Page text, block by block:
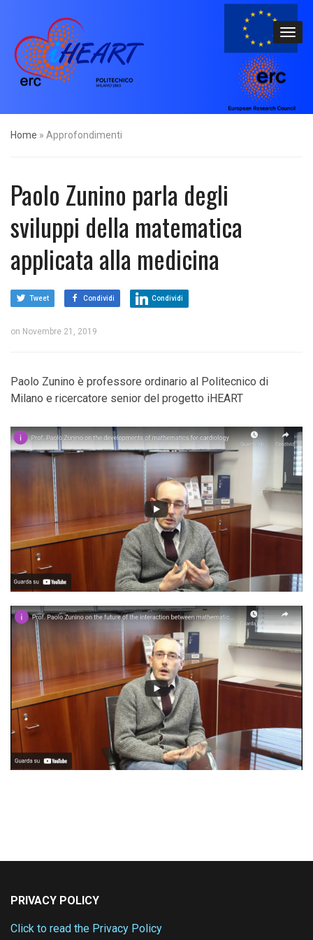
Home » Approfondimenti
Paolo Zunino parla degli
sviluppi della matematica
applicata alla medicina
Tweet Condividi Condividi
on Novembre 21, 2019
Paolo Zunino è professore ordinario al Politecnico di
Milano e ricercatore senior del progetto iHEART
PRIVACY POLICY
Click to read the Privacy Policy